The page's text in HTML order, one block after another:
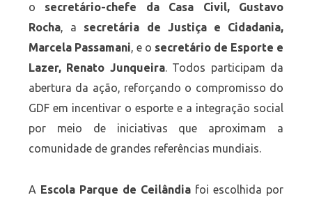
o secretário-chefe da Casa Civil, Gustavo
Rocha, a secretária de Justiça e Cidadania,
Marcela Passamani, e o secretário de Esporte e
Lazer, Renato Junqueira. Todos participam da
abertura da ação, reforçando o compromisso do
GDF em incentivar o esporte e a integração social
por meio de iniciativas que aproximam a
comunidade de grandes referências mundiais.
A Escola Parque de Ceilândia foi escolhida por